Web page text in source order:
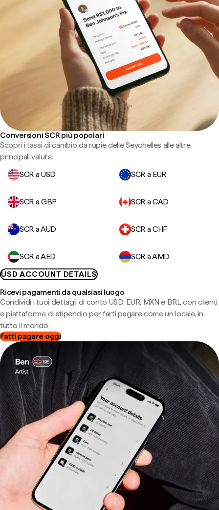
Conversioni SCR più popolari
Scopri i tassi di cambio da rupie delle Seychelles alle altre
principali valute.
SCR a USD
SCR a EUR
SCR a GBP SCR a CAD
SCR a AUD SCR a CHF
SCR a AED
SCR a AMD
USD ACCOUNT DETAILS
Ricevi pagamenti da qualsiasi luogo
Condividi i tuoi dettagli di conto USD, EUR, MXN e BRL con clienti
e piattaforme di stipendio per farti pagare come un locale, in
tutto il mondo.
Fatti pagare oggi